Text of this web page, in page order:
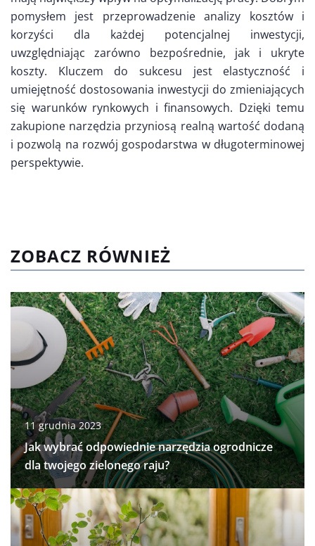
pomysłem jest przeprowadzenie analizy kosztów i
korzyści dla każdej potencjalnej inwestycji,
uwzględniając zarówno bezpośrednie, jak i ukryte
koszty. Kluczem do sukcesu jest elastyczność i
umiejętność dostosowania inwestycji do zmieniających
się warunków rynkowych i finansowych. Dzięki temu
zakupione narzędzia przyniosą realną wartość dodaną
i pozwolą na rozwój gospodarstwa w długoterminowej
perspektywie.
ZOBACZ RÓWNIEŻ
11 grudnia 2023
Jak wybrać odpowiednie narzędzia ogrodnicze
dla twojego zielonego raju?